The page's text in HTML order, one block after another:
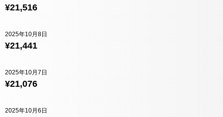
¥21,516
¥21,441
2025年10月8日
¥21,076
2025年10月7日
2025年10月6日